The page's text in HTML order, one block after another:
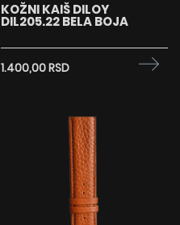
KOŽNI KAIŠ DILOY
DIL205.22 BELA BOJA
1.400,00 RSD